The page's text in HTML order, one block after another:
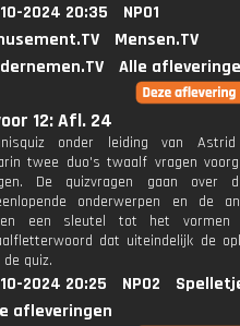
10-2024 20:35
NPO1
Mensen.TV
Alle
12: Afl. 24
onder leiding van
twee duo's twaalf vragen
De quizvragen gaan over
onderwerpen en de
een sleutel tot het vormen
dat uiteindelijk de
de quiz.
10-2024 20:25 NPO2
afleveringen